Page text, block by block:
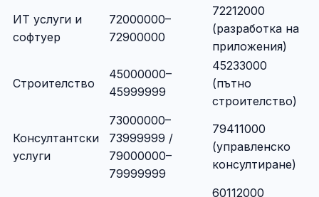
ИТ услуги и
софтуер
72000000–
72900000
72212000
(разработка на
приложения)
Строителство
45000000–
45999999
45233000
(пътно
строителство)
Консултантски
услуги
73000000–
73999999 /
79000000–
79999999
79411000
(управленско
консултиране)
60112000